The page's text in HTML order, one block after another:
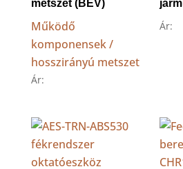
metszet (BEV)
Működő
komponensek /
hosszirányú metszet
Ár:
Ár: